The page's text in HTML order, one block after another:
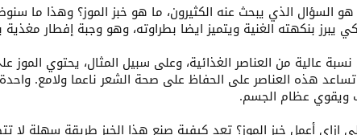
هو السؤال الذي يبحث عنه الكثيرون، ما هو خبز الموز؟ وهذا ما
يبرز بنكهته الغنية ويتميز ايضا بطراوته، وهو وجبة إفطار
تساعد هذه العناصر على الحفاظ على صحة الشعر ناعما ولامع.
ويقوي عظام الجسم.
أعمل خبز الموز؟ تعد كيفية صنع هذا الخبز طريقة سهلة